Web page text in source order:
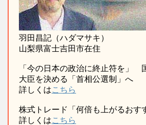
羽田昌記（ハダマサキ）
山梨県富士吉田市在住
「今の日本の政治に終止符を」
大臣を決める「首相公選制」へ
詳しくはこちら
株式トレード「何倍も上がるおす
詳しくはこちら